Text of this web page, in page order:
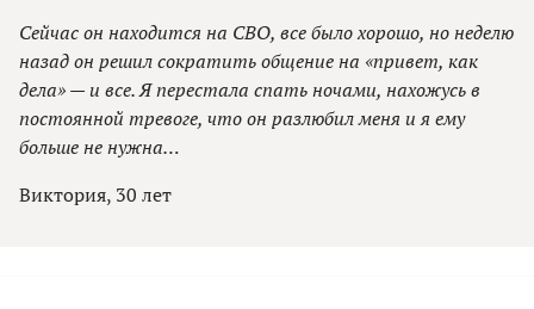
Сейчас он находится на СВО, все было хорошо, но неделю
назад он решил сократить общение на «привет, как
дела» — и все. Я перестала спать ночами, нахожусь в
постоянной тревоге, что он разлюбил меня и я ему
больше не нужна…
Виктория, 30 лет